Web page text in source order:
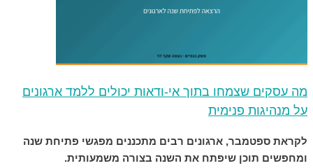
מה עסקים שצמחו בתוך אי-ודאות יכולים ללמד ארגונים
על מנהיגות פנימית
לקראת ספטמבר, ארגונים רבים מתכננים מפגשי פתיחת שנה
ומחפשים תוכן שיפתח את השנה בצורה משמעותית.